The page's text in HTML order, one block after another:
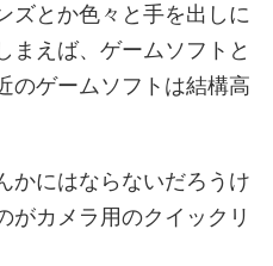
ズとか色々と手を出しに
まえば、ゲームソフトと
のゲームソフトは結構高
かにはならないだろうけ
がカメラ用のクイックリ